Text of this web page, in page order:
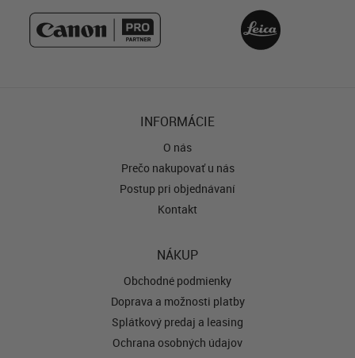
INFORMÁCIE
O nás
Prečo nakupovať u nás
Postup pri objednávaní
Kontakt
NÁKUP
Obchodné podmienky
Doprava a možnosti platby
Splátkový predaj a leasing
Ochrana osobných údajov